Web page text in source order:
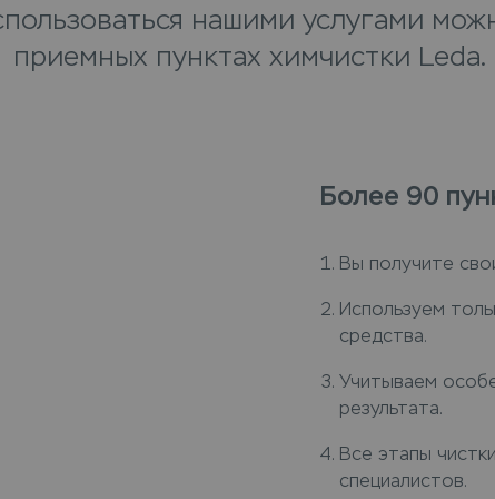
нашими услугами
приемных пунктах химчистки Leda.
Более 90
Вы получите
Используем
средства.
Учитываем
результата.
Все этапы
специалистов.